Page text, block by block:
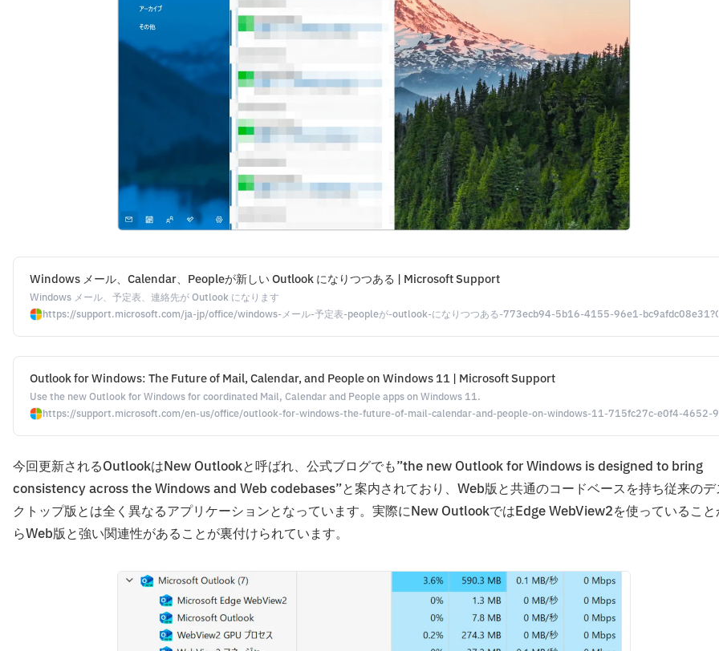
Windows メール、Calendar、Peopleが新しい Outlook になりつつある | Microsoft Support
Windows メール、予定表、連絡先が Outlook になります
https://support.microsoft.com/ja-jp/office/windows-メール-予定表-peopleが-outlook-になりつつある-773ecb94-5b16-4155-96e1-
Outlook for Windows: The Future of Mail, Calendar, and People on Windows 11 | Microsoft Support
Use the new Outlook for Windows for coordinated Mail, Calendar and People apps on Windows 11.
https://support.microsoft.com/en-us/office/outlook-for-windows-the-future-of-mail-calendar-and-people-on-windows-11-715fc27c-e0f4-
今回更新されるOutlookはNew Outlookと呼ばれ、公式ブログでも”the new Outlook for Windows is designed to bring
consistency across the Windows and Web codebases”と案内されており、Web版と共通のコードベースを持ち従来のデ
クトップ版とは全く異なるアプリケーションとなっています。実際にNew OutlookではEdge WebView2を使っているこ
らWeb版と強い関連性があることが裏付けられています。